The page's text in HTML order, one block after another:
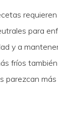
para
y a
fríos
parezcan